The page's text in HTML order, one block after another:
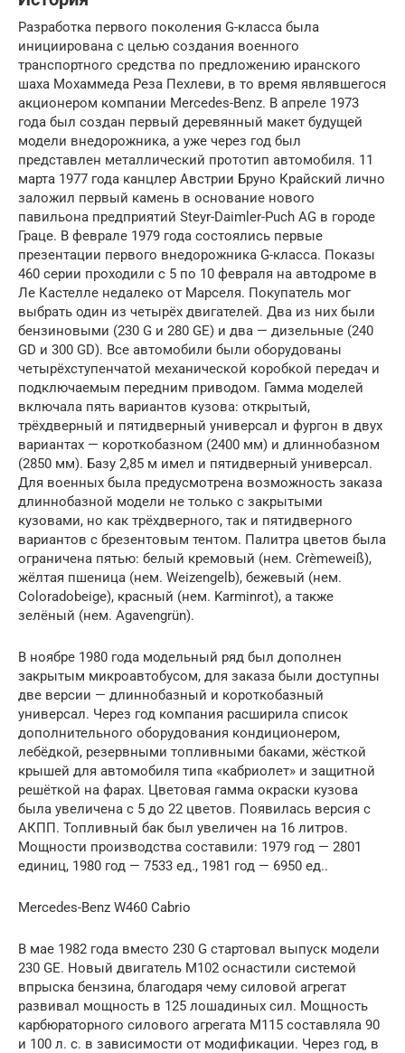
Разработка первого поколения G-класса была
инициирована с целью создания военного
транспортного средства по предложению иранского
шаха Мохаммеда Реза Пехлеви, в то время являвшегося
акционером компании Mercedes-Benz. В апреле 1973
года был создан первый деревянный макет будущей
модели внедорожника, а уже через год был
представлен металлический прототип автомобиля. 11
марта 1977 года канцлер Австрии Бруно Крайский лично
заложил первый камень в основание нового
павильона предприятий Steyr-Daimler-Puch AG в городе
Граце. В феврале 1979 года состоялись первые
презентации первого внедорожника G-класса. Показы
460 серии проходили с 5 по 10 февраля на автодроме в
Ле Кастелле недалеко от Марселя. Покупатель мог
выбрать один из четырёх двигателей. Два из них были
бензиновыми (230 G и 280 GE) и два — дизельные (240
GD и 300 GD). Все автомобили были оборудованы
четырёхступенчатой механической коробкой передач и
подключаемым передним приводом. Гамма моделей
включала пять вариантов кузова: открытый,
трёхдверный и пятидверный универсал и фургон в двух
вариантах — короткобазном (2400 мм) и длиннобазном
(2850 мм). Базу 2,85 м имел и пятидверный универсал.
Для военных была предусмотрена возможность заказа
длиннобазной модели не только с закрытыми
кузовами, но как трёхдверного, так и пятидверного
вариантов с брезентовым тентом. Палитра цветов была
ограничена пятью: белый кремовый (нем. Crèmeweiß),
жёлтая пшеница (нем. Weizengelb), бежевый (нем.
Coloradobeige), красный (нем. Karminrot), а также
зелёный (нем. Agavengrün).
В ноябре 1980 года модельный ряд был дополнен
закрытым микроавтобусом, для заказа были доступны
две версии — длиннобазный и короткобазный
универсал. Через год компания расширила список
дополнительного оборудования кондиционером,
лебёдкой, резервными топливными баками, жёсткой
крышей для автомобиля типа «кабриолет» и защитной
решёткой на фарах. Цветовая гамма окраски кузова
была увеличена с 5 до 22 цветов. Появилась версия с
АКПП. Топливный бак был увеличен на 16 литров.
Мощности производства составили: 1979 год — 2801
единиц, 1980 год — 7533 ед., 1981 год — 6950 ед..
Mercedes-Benz W460 Cabrio
В мае 1982 года вместо 230 G стартовал выпуск модели
230 GE. Новый двигатель M102 оснастили системой
впрыска бензина, благодаря чему силовой агрегат
развивал мощность в 125 лошадиных сил. Мощность
карбюраторного силового агрегата М115 составляла 90
и 100 л. с. в зависимости от модификации. Через год, в